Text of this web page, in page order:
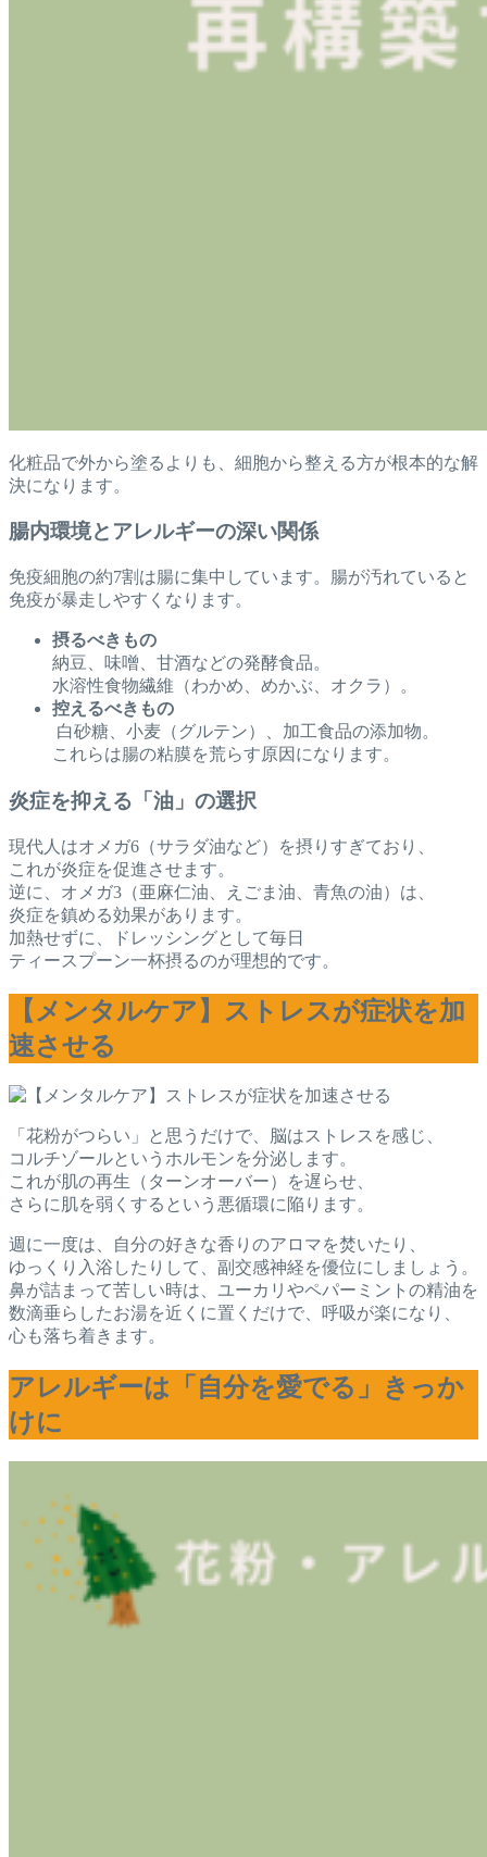
化粧品で外から塗るよりも、細胞から整える方が根本的な解
決になります。
腸内環境とアレルギーの深い関係
免疫細胞の約7割は腸に集中しています。腸が汚れていると
免疫が暴走しやすくなります。
摂るべきもの
納豆、味噌、甘酒などの発酵食品。
水溶性食物繊維（わかめ、めかぶ、オクラ）。
控えるべきもの
白砂糖、小麦（グルテン）、加工食品の添加物。
これらは腸の粘膜を荒らす原因になります。
炎症を抑える「油」の選択
現代人はオメガ6（サラダ油など）を摂りすぎており、
これが炎症を促進させます。
逆に、オメガ3（亜麻仁油、えごま油、青魚の油）は、
炎症を鎮める効果があります。
加熱せずに、ドレッシングとして毎日
ティースプーン一杯摂るのが理想的です。
【メンタルケア】ストレスが症状を加
速させる
「花粉がつらい」と思うだけで、脳はストレスを感じ、
コルチゾールというホルモンを分泌します。
これが肌の再生（ターンオーバー）を遅らせ、
さらに肌を弱くするという悪循環に陥ります。
週に一度は、自分の好きな香りのアロマを焚いたり、
ゆっくり入浴したりして、副交感神経を優位にしましょう。
鼻が詰まって苦しい時は、ユーカリやペパーミントの精油を
数滴垂らしたお湯を近くに置くだけで、呼吸が楽になり、
心も落ち着きます。
アレルギーは「自分を愛でる」きっか
けに